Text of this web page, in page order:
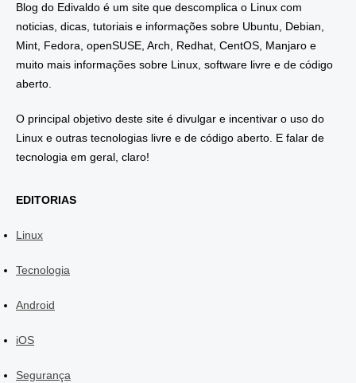
Blog do Edivaldo é um site que descomplica o Linux com
noticias, dicas, tutoriais e informações sobre Ubuntu, Debian,
Mint, Fedora, openSUSE, Arch, Redhat, CentOS, Manjaro e
muito mais informações sobre Linux, software livre e de código
aberto.
O principal objetivo deste site é divulgar e incentivar o uso do
Linux e outras tecnologias livre e de código aberto. E falar de
tecnologia em geral, claro!
EDITORIAS
Linux
Tecnologia
Android
iOS
Segurança